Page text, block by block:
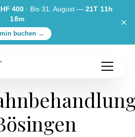
400· Bis 31. August — 21T 11h
18m
buchen →
×